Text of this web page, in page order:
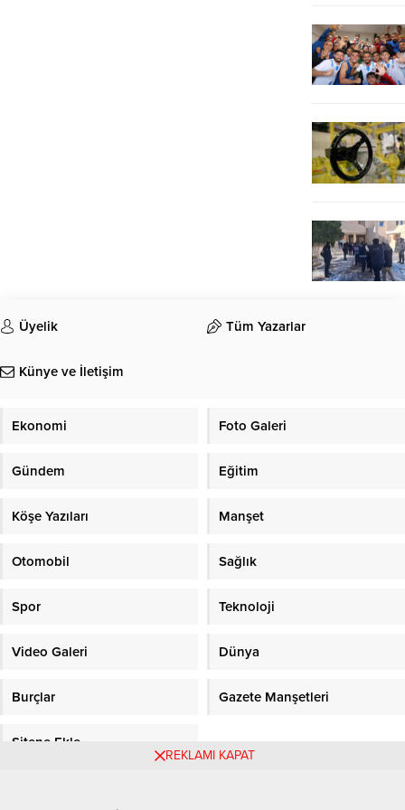
Üyelik Tüm Yazarlar
Künye ve İletişim
Ekonomi Foto Galeri
Gündem Eğitim
Köşe Yazıları Manşet
Otomobil Sağlık
Spor Teknoloji
Video Galeri Dünya
Burçlar Gazete Manşetleri
Sitene Ekle
REKLAMI KAPAT